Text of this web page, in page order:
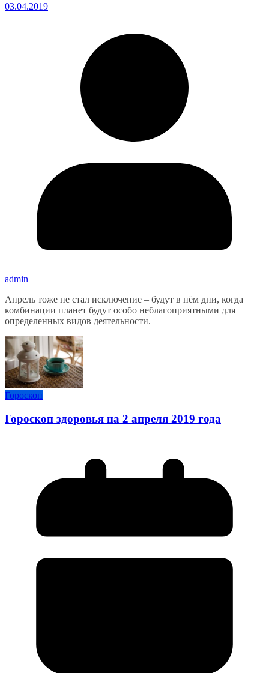
03.04.2019
admin
Апрель тоже не стал исключение – будут в нём дни, когда
комбинации планет будут особо неблагоприятными для
определенных видов деятельности.
Гороскоп
Гороскоп здоровья на 2 апреля 2019 года